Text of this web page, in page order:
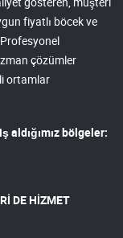
fiyatlı böcek ve
çözümler
ortamlar
bölgeler:
DE HİZMET